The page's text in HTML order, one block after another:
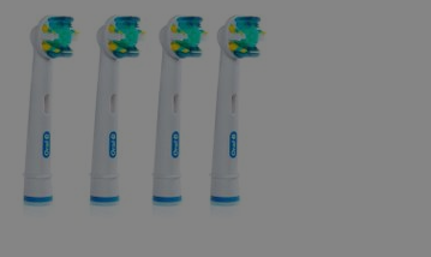
: Есть